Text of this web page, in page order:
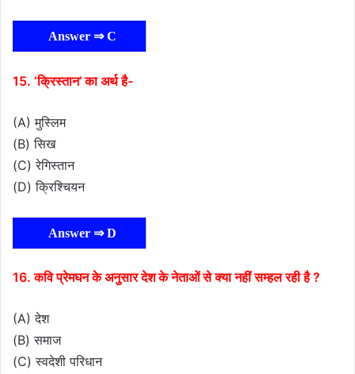
Answer ⇒ C
15. ‘क्रिस्तान’ का अर्थ है-
(A) मुस्लिम
(B) सिख
(C) रेगिस्तान
(D) क्रिश्चियन
Answer ⇒ D
16. कवि प्रेमघन के अनुसार देश के नेताओं से क्या नहीं सम्हल रही है ?
(A) देश
(B) समाज
(C) स्वदेशी परिधान